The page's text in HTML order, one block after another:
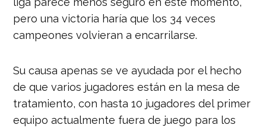
pero una victoria haría que los 34 veces
campeones volvieran a encarrilarse.
Su causa apenas se ve ayudada por el hecho
de que varios jugadores están en la mesa de
tratamiento, con hasta 10 jugadores del primer
equipo actualmente fuera de juego para los